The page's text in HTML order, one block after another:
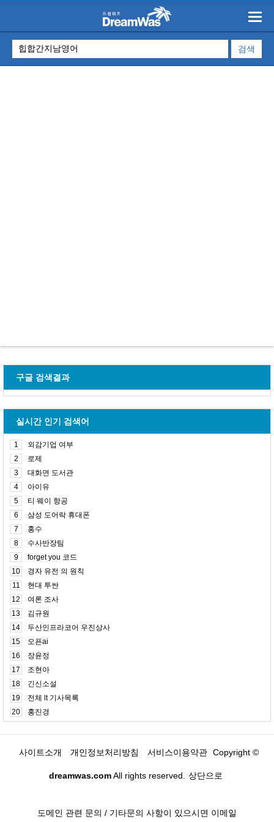
구글 검색결과
실시간 인기 검색어
1
외감기업 여부
2
로제
3
대화면 도서관
4
아이유
5
티 웨이 항공
6
삼성 도어락 휴대폰
7
홍수
8
수사반장팀
9
forget you 코드
10
경자 유전 의 원칙
11
현대 투싼
12
여론 조사
13
김규원
14
두산인프라코어 우진상사
15
오픈ai
16
장윤정
17
조현아
18
긴신소설
19
전체 lt 기사목록
20
홍진경
사이트소개 개인정보처리방침 서비스이용약관 Copyright ©
dreamwas.comAll rights reserved. 상단으로
도메인 관련 문의 / 기타문의 사항이 있으시면 이메일